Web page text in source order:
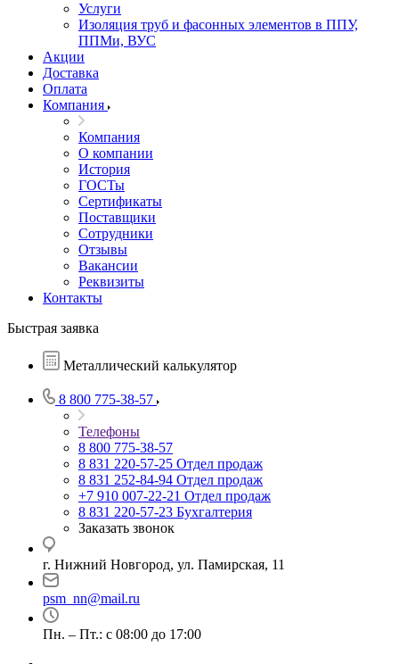
Услуги
Изоляция труб и фасонных элементов в ППУ,
ППМи, ВУС
Акции
Доставка
Оплата
Компания
Компания
О компании
История
ГОСТы
Сертификаты
Поставщики
Сотрудники
Отзывы
Вакансии
Реквизиты
Контакты
Быстрая заявка
Металлический калькулятор
8 800 775-38-57
Телефоны
8 800 775-38-57
8 831 220-57-25 Отдел продаж
8 831 252-84-94 Отдел продаж
+7 910 007-22-21 Отдел продаж
8 831 220-57-23 Бухгалтерия
Заказать звонок
г. Нижний Новгород, ул. Памирская, 11
psm_nn@mail.ru
Пн. – Пт.: с 08:00 до 17:00